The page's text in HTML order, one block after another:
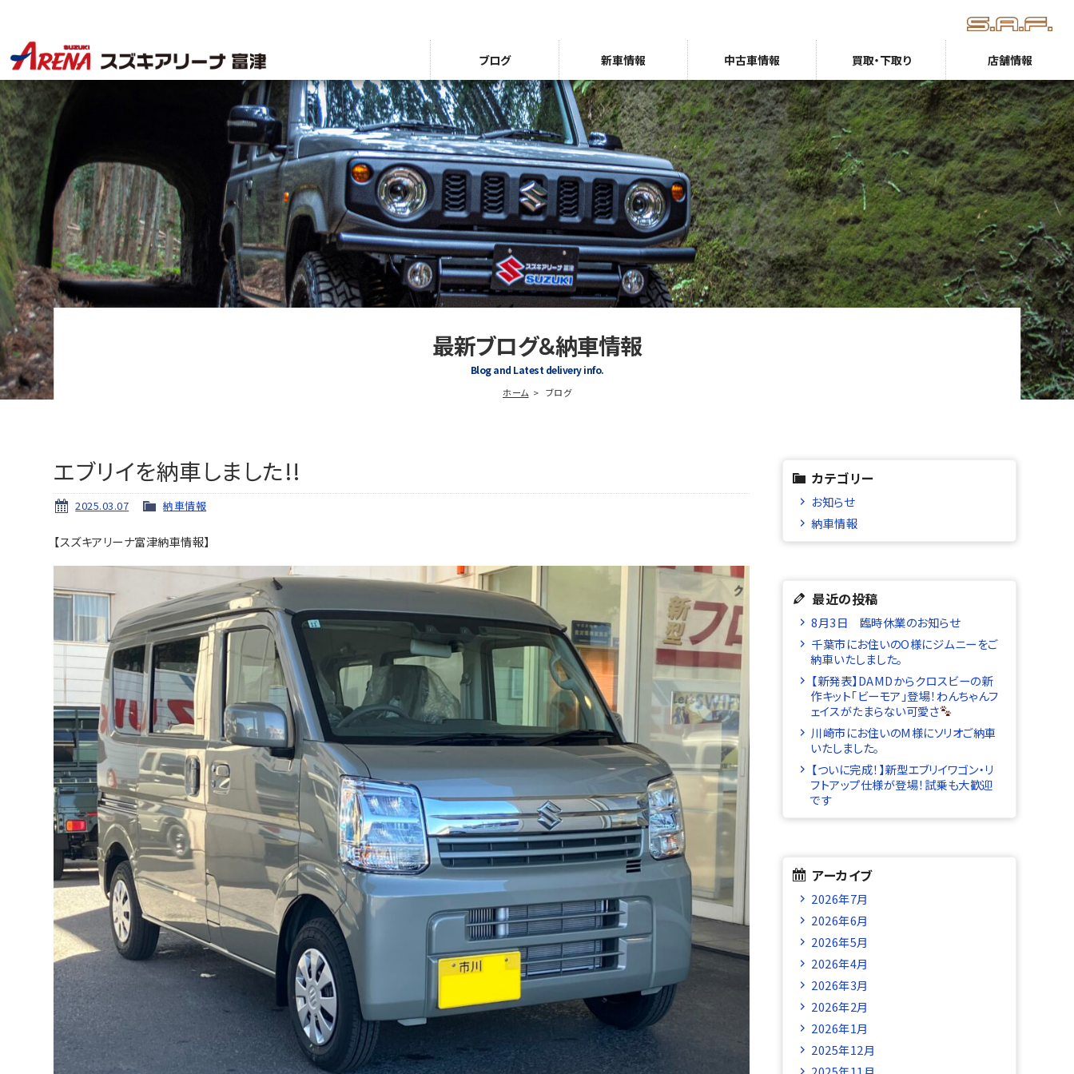
ブログ 新車情報 中古車情報 買取・下取り 店舗情報
最新ブログ＆納車情報
Blog and Latest delivery info.
ホーム ブログ
エブリイを納車しました!!
2025.03.07 納車情報
【スズキアリーナ富津納車情報】
カテゴリー
お知らせ
納車情報
最近の投稿
8月3日 臨時休業のお知らせ
千葉市にお住いのO様にジムニーをご
納車いたしました。
【新発表】DAMDからクロスビーの新
作キット「ビーモア」登場！わんちゃんフ
ェイスがたまらない可愛さ
川崎市にお住いのM様にソリオご納車
いたしました。
【ついに完成！】新型エブリイワゴン・リ
フトアップ仕様が登場！試乗も大歓迎
です
アーカイブ
2026年7月
2026年6月
2026年5月
2026年4月
2026年3月
2026年2月
2026年1月
2025年12月